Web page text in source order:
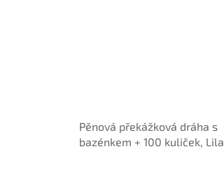
Pěnová překážková dráha s
bazénkem + 100 kuliček, Lila